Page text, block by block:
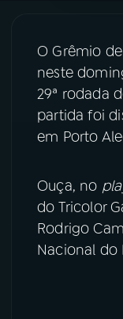
07ÚLTIMAS
FESTIVAL
YouTube
Instagram
O Grêmio
neste
29ª rodada
partida foi
em Porto
Ouça, no
do Tricolor
Rodrigo
Nacional do